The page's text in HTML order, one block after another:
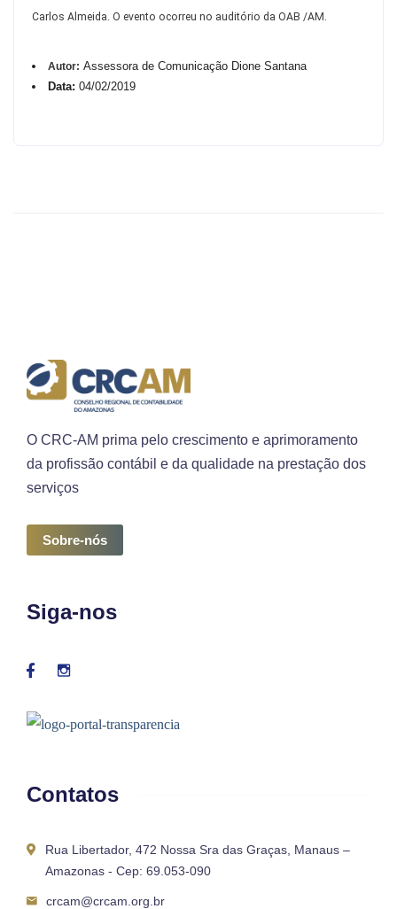
Carlos Almeida. O evento ocorreu no auditório da OAB /AM.
Autor: Assessora de Comunicação Dione Santana
Data: 04/02/2019
O CRC-AM prima pelo crescimento e aprimoramento
da profissão contábil e da qualidade na prestação dos
serviços
Sobre-nós
Siga-nos
Contatos
Rua Libertador, 472 Nossa Sra das Graças, Manaus –
Amazonas - Cep: 69.053-090
crcam@crcam.org.br